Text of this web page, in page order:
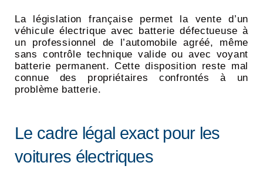
La législation française permet la vente d’un
véhicule électrique avec batterie défectueuse à
un professionnel de l’automobile agréé, même
sans contrôle technique valide ou avec voyant
batterie permanent. Cette disposition reste mal
connue des propriétaires confrontés à un
problème batterie.
Le cadre légal exact pour les
voitures électriques